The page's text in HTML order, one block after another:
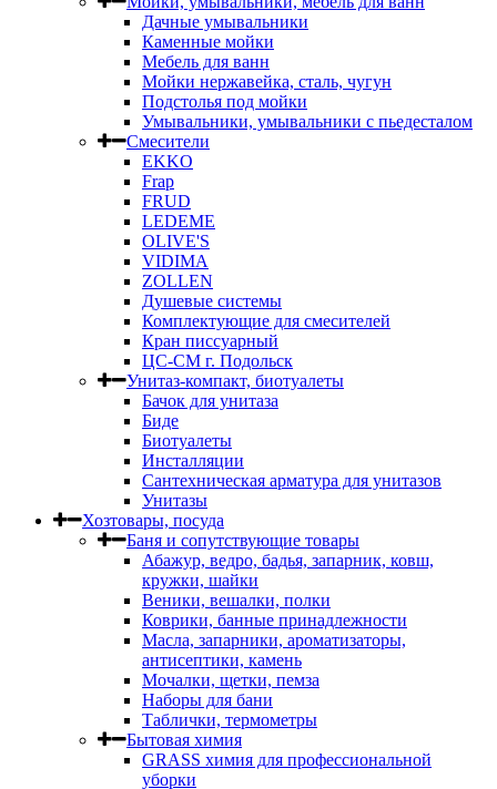
Дачные умывальники
Каменные мойки
Мебель для ванн
Мойки нержавейка, сталь, чугун
Подстолья под мойки
Умывальники, умывальники с пьедесталом
Смесители
EKKO
Frap
FRUD
LEDEME
OLIVE'S
VIDIMA
ZOLLEN
Душевые системы
Комплектующие для смесителей
Кран писсуарный
ЦС-СМ г. Подольск
Унитаз-компакт, биотуалеты
Бачок для унитаза
Биде
Биотуалеты
Инсталляции
Сантехническая арматура для унитазов
Унитазы
Хозтовары, посуда
Баня и сопутствующие товары
Абажур, ведро, бадья, запарник, ковш,
кружки, шайки
Веники, вешалки, полки
Коврики, банные принадлежности
Масла, запарники, ароматизаторы,
антисептики, камень
Мочалки, щетки, пемза
Наборы для бани
Таблички, термометры
Бытовая химия
GRASS химия для профессиональной
уборки